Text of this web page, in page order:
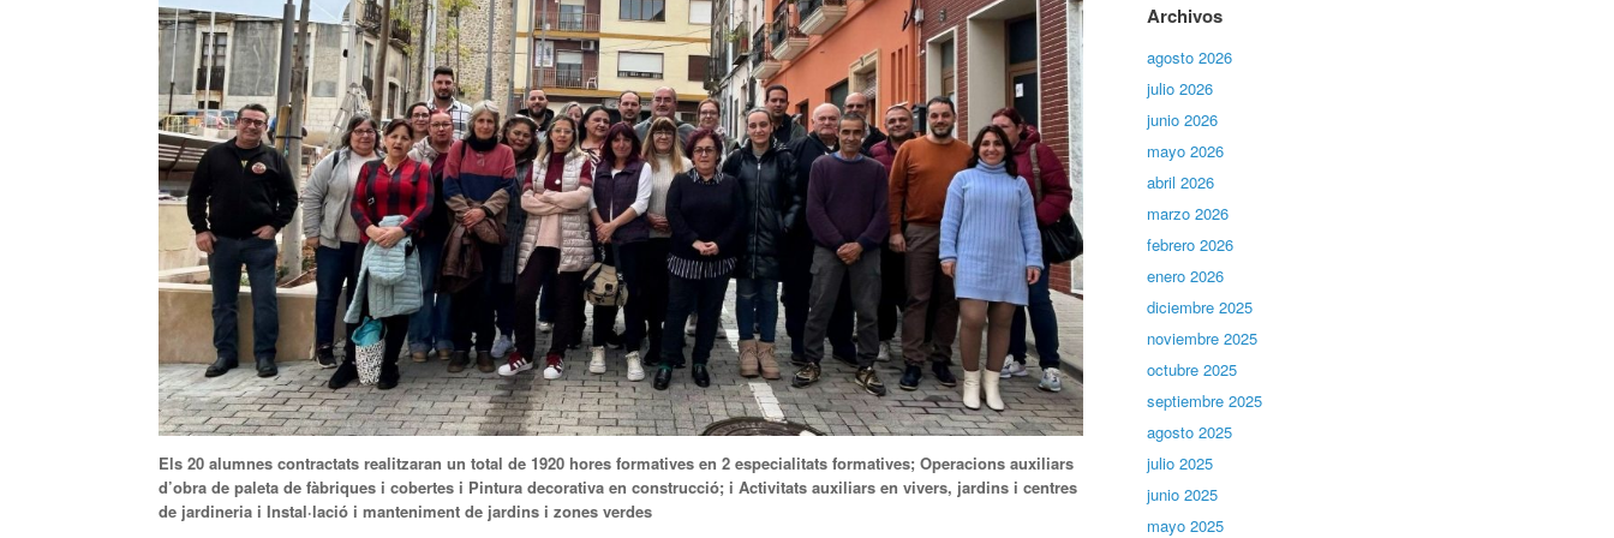
Els 20 alumnes contractats realitzaran un total de 1920 hores formatives en 2 especialitats formatives; Operacions auxiliars
d’obra de paleta de fàbriques i cobertes i Pintura decorativa en construcció; i Activitats auxiliars en vivers, jardins i centres
de jardineria i Instal·lació i manteniment de jardins i zones verdes
Archivos
agosto 2026
julio 2026
junio 2026
mayo 2026
abril 2026
marzo 2026
febrero 2026
enero 2026
diciembre 2025
noviembre 2025
octubre 2025
septiembre 2025
agosto 2025
julio 2025
junio 2025
mayo 2025